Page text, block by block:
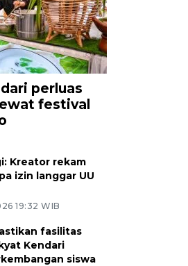
perluas
festival
Kreator rekam
izin langgar UU
19:32 WIB
fasilitas
Kendari
siswa